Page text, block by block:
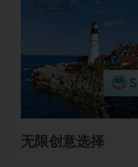
无限创意选择